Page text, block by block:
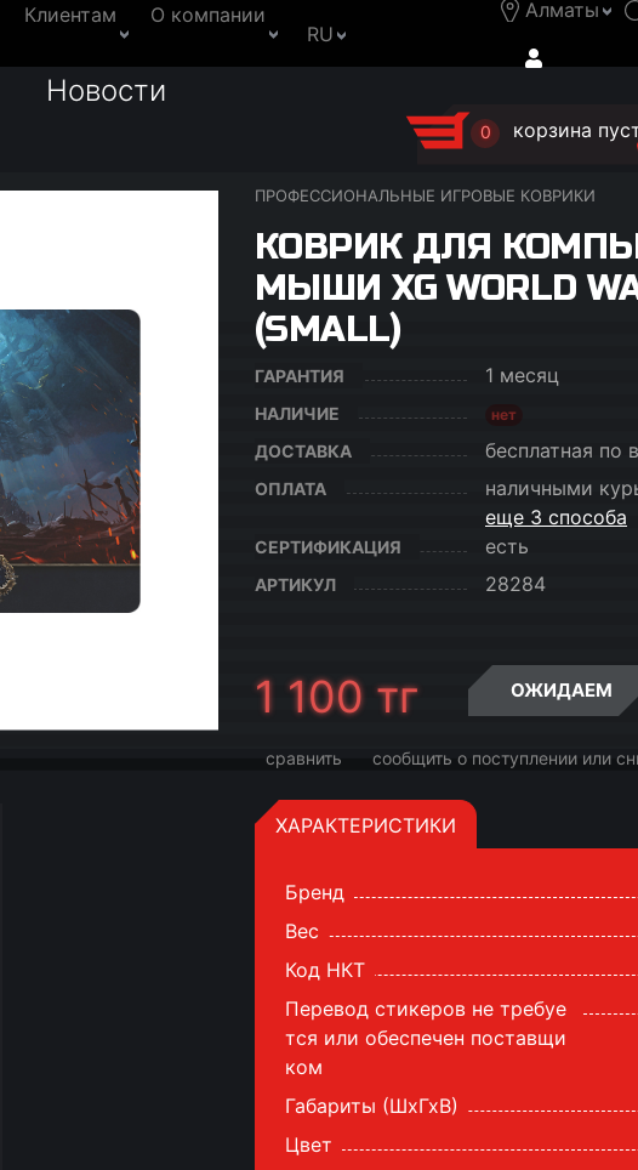
Клиентам
О компании
RU
Алматы
0 корзина
Новости
ПРОФЕССИОНАЛЬНЫЕ ИГРОВЫЕ КОВРИКИ
КОВРИК ДЛЯ
МЫШИ XG WORLD
(SMALL)
ГАРАНТИЯ 1 месяц
НАЛИЧИЕ нет
ДОСТАВКА бесплатная по
ОПЛАТА
наличными
еще 3 способа
СЕРТИФИКАЦИЯ есть
АРТИКУЛ 28284
1 100 тг ОЖИДАЕМ
сравнить сообщить о поступлении или
ХАРАКТЕРИСТИКИ
Бренд
Вес
Код НКТ
Перевод стикеров не требуе
тся или обеспечен поставщи
ком
Габариты (ШхГхВ)
Цвет